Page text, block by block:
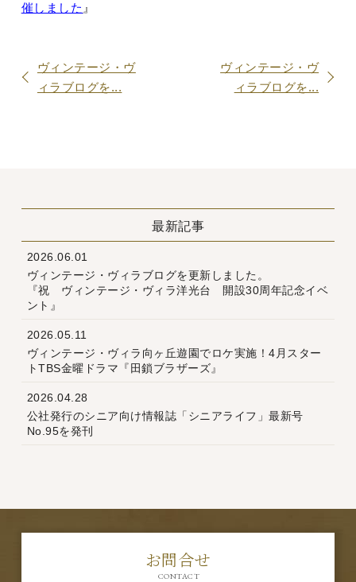
催しました 』
ヴィンテージ・ヴ
ィラブログを...
ヴィンテージ・ヴ
ィラブログを...
最新記事
2026.06.01
ヴィンテージ・ヴィラブログを更新しました。
『祝 ヴィンテージ・ヴィラ洋光台 開設30周年記念イベ
ント』
2026.05.11
ヴィンテージ・ヴィラ向ヶ丘遊園でロケ実施！4月スター
トTBS金曜ドラマ『田鎖ブラザーズ』
2026.04.28
公社発行のシニア向け情報誌「シニアライフ」最新号
No.95を発刊
お問合せ
CONTACT